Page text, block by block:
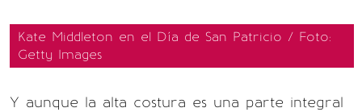
Kate Middleton en el Día de San Patricio / Foto:
Getty Images
Y aunque la alta costura es una parte integral